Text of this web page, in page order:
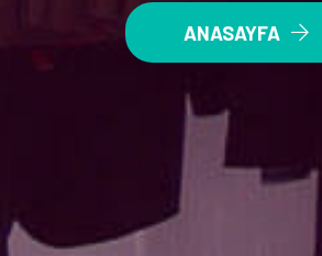
ANASAYFA